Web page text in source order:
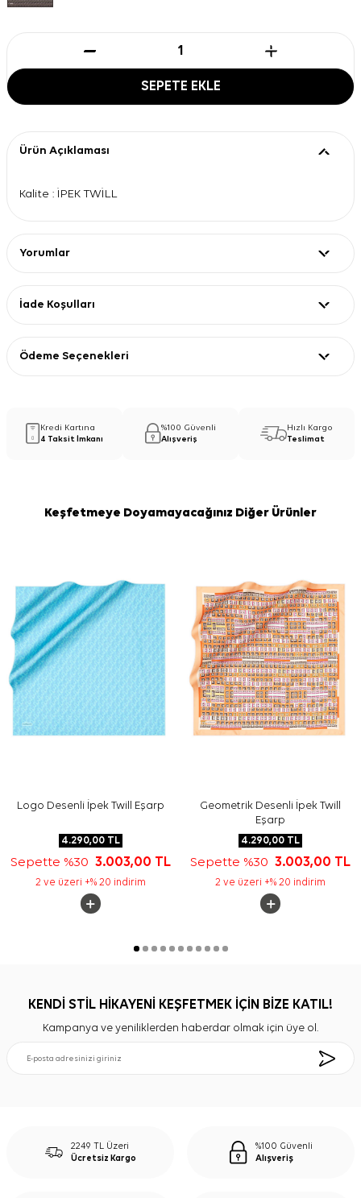
SEPETE EKLE
Ürün Açıklaması
Kalite : İPEK TWİLL
Yorumlar
İade Koşulları
Ödeme Seçenekleri
Kredi Kartına
4 Taksit İmkanı
%100 Güvenli
Alışveriş
Hızlı Kargo
Teslimat
Keşfetmeye Doyamayacağınız Diğer Ürünler
Logo Desenli İpek Twill Eşarp
4.290,00TL
Sepette %30 3.003,00 TL
2 ve üzeri +% 20 indirim
Geometrik Desenli İpek Twill
Eşarp
4.290,00 TL
Sepette %303.003,00 TL
2 ve üzeri +% 20 indirim
KENDİ STİL HİKAYENİ KEŞFETMEK İÇİN BİZE KATIL!
Kampanya ve yeniliklerden haberdar olmak için üye ol.
2249 TL Üzeri
Ücretsiz Kargo
%100 Güvenli
Alışveriş